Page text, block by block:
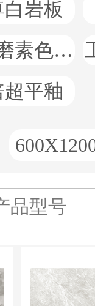
岩板
超耐磨素色岩板
超平釉